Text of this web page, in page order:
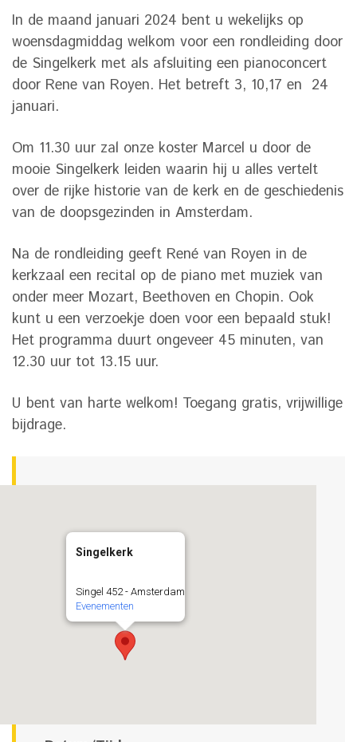
In de maand januari 2024 bent u wekelijks op
woensdagmiddag welkom voor een rondleiding door
de Singelkerk met als afsluiting een pianoconcert
door Rene van Royen. Het betreft 3, 10,17 en 24
januari.
Om 11.30 uur zal onze koster Marcel u door de
mooie Singelkerk leiden waarin hij u alles vertelt
over de rijke historie van de kerk en de geschiedenis
van de doopsgezinden in Amsterdam.
Na de rondleiding geeft René van Royen in de
kerkzaal een recital op de piano met muziek van
onder meer Mozart, Beethoven en Chopin. Ook
kunt u een verzoekje doen voor een bepaald stuk!
Het programma duurt ongeveer 45 minuten, van
12.30 uur tot 13.15 uur.
U bent van harte welkom! Toegang gratis, vrijwillige
bijdrage.
Singelkerk
Singel 452 - Amsterdam
Evenementen